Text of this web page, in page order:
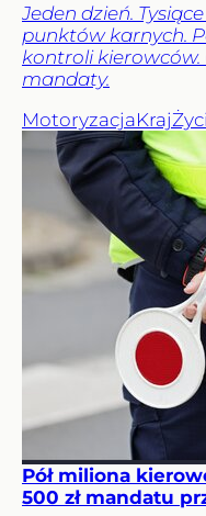
Jeden dzień.
punktów karnych.
kontroli kierowców.
mandaty.
MotoryzacjaKraj
Pół miliona
500 zł mandatu